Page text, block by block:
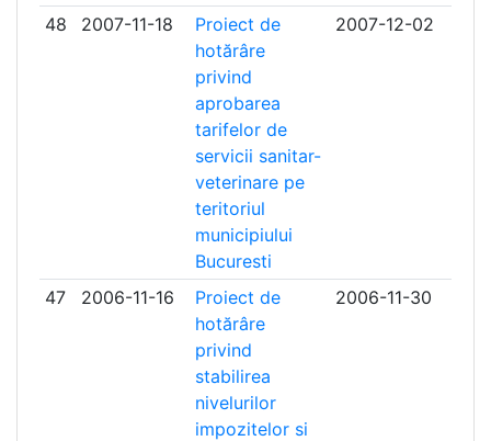
48 2007-11-18
Proiect de
hotărâre
privind
aprobarea
tarifelor de
servicii sanitar-
veterinare pe
teritoriul
municipiului
Bucuresti
2007-12-02
47 2006-11-16
Proiect de
hotărâre
privind
stabilirea
nivelurilor
impozitelor si
2006-11-30